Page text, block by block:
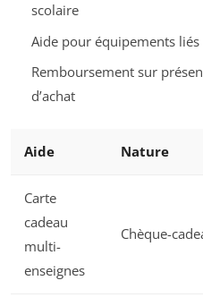
scolaire
Aide pour équipements
Remboursement sur
d’achat
Aide Nature
Carte
cadeau
multi-
enseignes
Chèque-